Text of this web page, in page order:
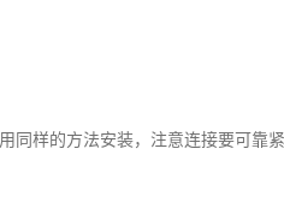
同样的方法安装，注意连接要可靠